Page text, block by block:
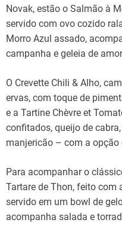
Novak, estão o Salmão à
servido com ovo cozido
Morro Azul assado,
campanha e geleia de
O Crevette Chili & Alho,
ervas, com toque de
e a Tartine Chèvre et
confitados, queijo de
manjericão – com a
Para acompanhar o
Tartare de Thon, feito com
servido em um bowl de
acompanha salada e